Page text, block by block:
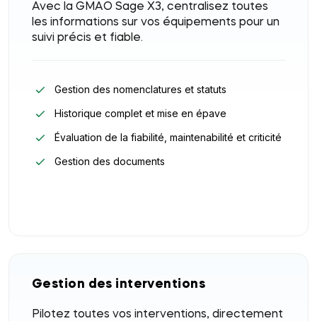
Avec la GMAO Sage X3, centralisez toutes
les informations sur vos équipements pour un
suivi précis et fiable.
Gestion des nomenclatures et statuts
Historique complet et mise en épave
Évaluation de la fiabilité, maintenabilité et criticité
Gestion des documents
Gestion des interventions
Pilotez toutes vos interventions, directement